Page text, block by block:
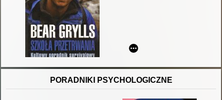
PORADNIKI PSYCHOLOGICZNE